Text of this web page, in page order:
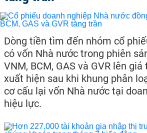
Dòng tiền tìm đến nhóm cổ
có vốn Nhà nước trong phiên
VNM, BCM, GAS và GVR lên
xuất hiện sau khi khung phân
cơ cấu lại vốn Nhà nước tại
hiệu lực.